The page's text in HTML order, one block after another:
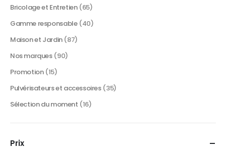
page
Bricolage et Entretien (65)
Gamme responsable (40)
Maison et Jardin (87)
Nos marques (90)
Promotion (15)
Pulvérisateurs et accessoires (35)
Sélection du moment (16)
Prix